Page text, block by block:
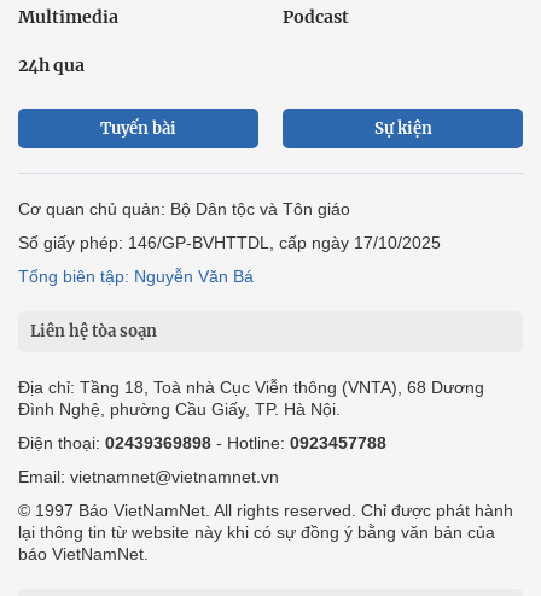
Multimedia Podcast
24h qua
Tuyến bài Sự kiện
Cơ quan chủ quản: Bộ Dân tộc và Tôn giáo
Số giấy phép: 146/GP-BVHTTDL, cấp ngày 17/10/2025
Tổng biên tập: Nguyễn Văn Bá
Liên hệ tòa soạn
Địa chỉ: Tầng 18, Toà nhà Cục Viễn thông (VNTA), 68 Dương
Đình Nghệ, phường Cầu Giấy, TP. Hà Nội.
Điện thoại: 02439369898 - Hotline: 0923457788
Email: vietnamnet@vietnamnet.vn
© 1997 Báo VietNamNet. All rights reserved. Chỉ được phát hành
lại thông tin từ website này khi có sự đồng ý bằng văn bản của
báo VietNamNet.